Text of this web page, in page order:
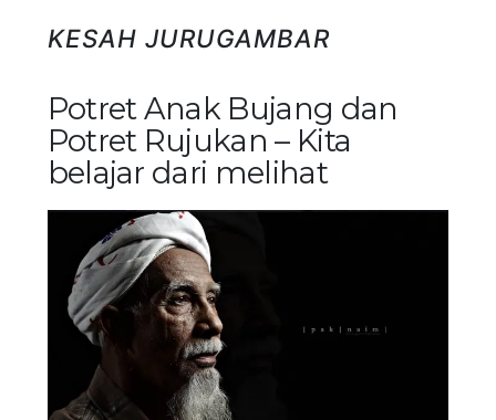
KESAH JURUGAMBAR
Potret Anak Bujang dan
Potret Rujukan – Kita
belajar dari melihat